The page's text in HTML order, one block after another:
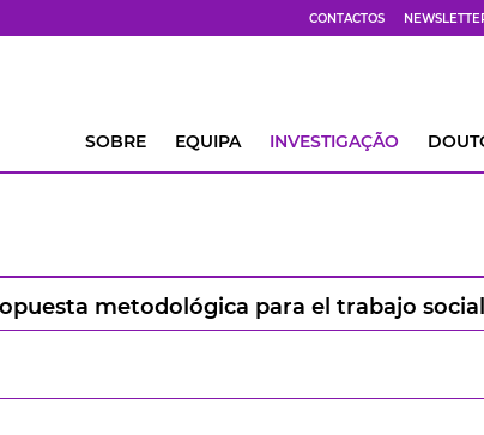
CONTACTOS
SOBRE EQUIPA INVESTIGAÇÃO
metodológica para el trabajo